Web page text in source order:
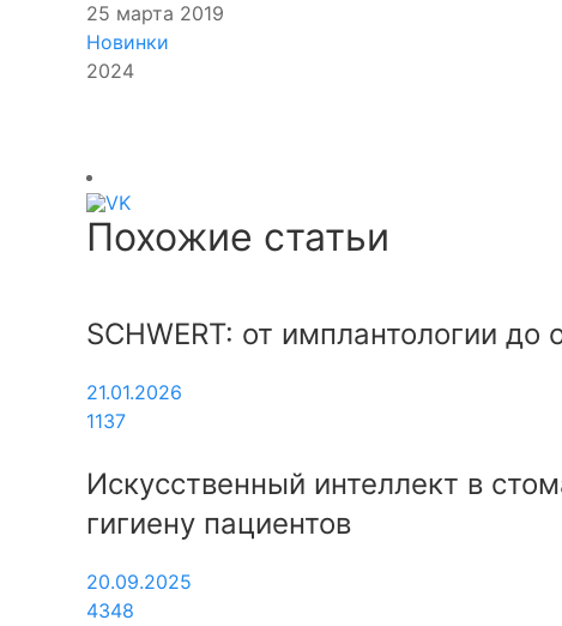
25 марта 2019
Новинки
2024
Похожие статьи
SCHWERT: от имплантологии
21.01.2026
1137
Искусственный интеллект в
гигиену пациентов
20.09.2025
4348